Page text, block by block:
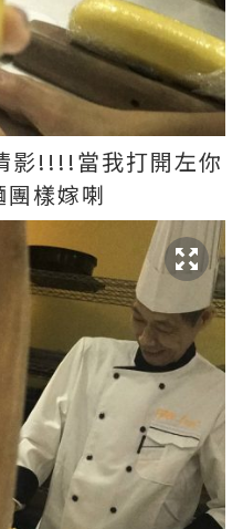
影!!!!當我打開左你
樣嫁喇